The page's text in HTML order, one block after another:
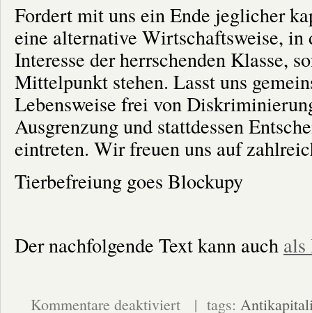
Fordert mit uns ein Ende jeglicher
eine alternative Wirtschaftsweise, in
Interesse der herrschenden Klasse,
Mittelpunkt stehen. Lasst uns
Lebensweise frei von
Ausgrenzung und stattdessen
eintreten. Wir freuen uns auf
Tierbefreiung goes Blockupy
Der nachfolgende Text kann auch als
Kommentare deaktiviertAufruf| tags: